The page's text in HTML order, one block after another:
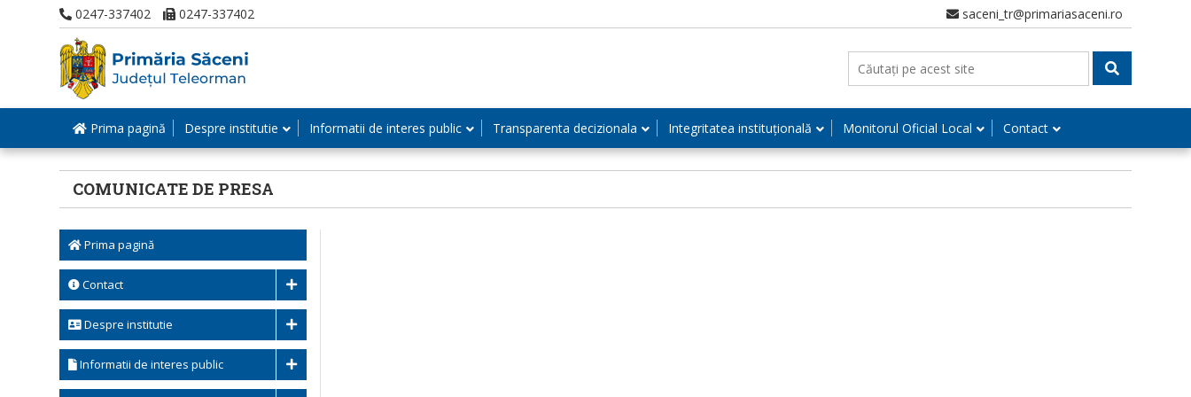
0247-337402 0247-337402 saceni_tr@primariasaceni.ro
Prima pagină Despre institutie Informatii de interes public Transparenta decizionala Integritatea instituțională Monitorul Oficial Local Contact
COMUNICATE DE PRESA
Prima pagină
Contact
Despre institutie
Informatii de interes public